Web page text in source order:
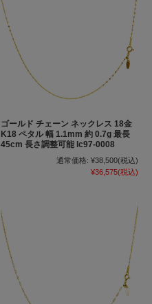
ゴールド チェーン ネックレス 18金
K18 ペタル 幅 1.1mm 約 0.7g 最長
45cm 長さ調整可能 lc97-0008
通常価格: ¥38,500(税込)
¥36,575(税込)